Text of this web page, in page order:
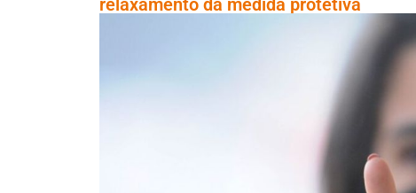
relaxamento da medida protetiva